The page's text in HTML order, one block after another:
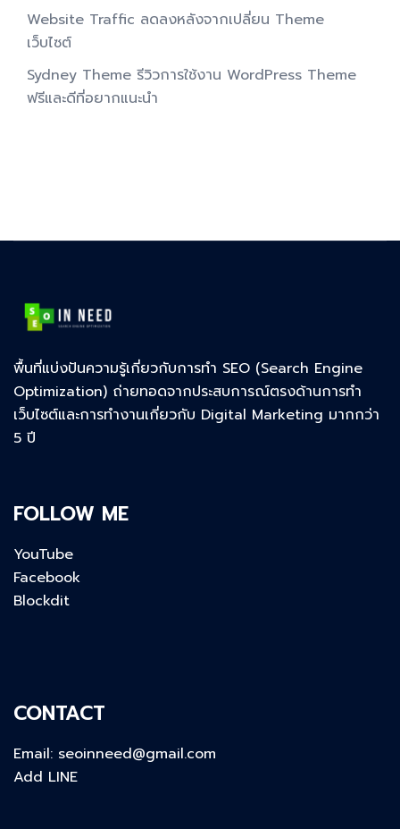
Website Traffic ลดลงหลังจากเปลี่ยน Theme
เว็บไซต์
Sydney Theme รีวิวการใช้งาน WordPress Theme
ฟรีและดีที่อยากแนะนำ
พื้นที่แบ่งปันความรู้เกี่ยวกับการทำ SEO (Search Engine
Optimization) ถ่ายทอดจากประสบการณ์ตรงด้านการทำ
เว็บไซต์และการทำงานเกี่ยวกับ Digital Marketing มากกว่า
5 ปี
FOLLOW ME
YouTube
Facebook
Blockdit
CONTACT
Email: seoinneed@gmail.com
Add LINE